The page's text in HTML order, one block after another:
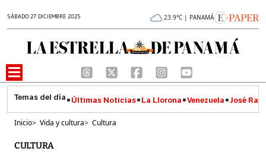
SÁBADO 27 DICIEMBRE 2025 23.9°C | PANAMÁ
Últimas Noticias La Llorona Venezuela José
Inicio> Vida y cultura> Cultura
CULTURA